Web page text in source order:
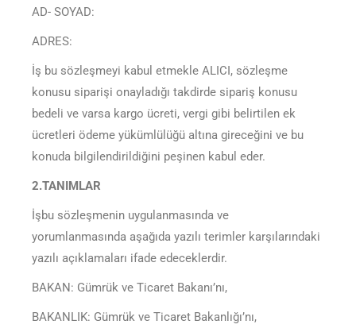
AD- SOYAD:
ADRES:
İş bu sözleşmeyi kabul etmekle ALICI, sözleşme
konusu siparişi onayladığı takdirde sipariş konusu
bedeli ve varsa kargo ücreti, vergi gibi belirtilen ek
ücretleri ödeme yükümlülüğü altına gireceğini ve bu
konuda bilgilendirildiğini peşinen kabul eder.
2.TANIMLAR
İşbu sözleşmenin uygulanmasında ve
yorumlanmasında aşağıda yazılı terimler karşılarındaki
yazılı açıklamaları ifade edeceklerdir.
BAKAN: Gümrük ve Ticaret Bakanı’nı,
BAKANLIK: Gümrük ve Ticaret Bakanlığı’nı,